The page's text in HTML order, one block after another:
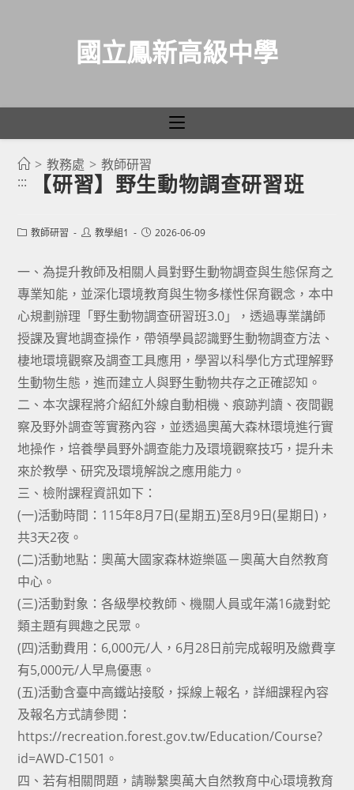
國立鳳新高級中學
> 教務處 > 教師研習
:::
【研習】野生動物調查研習班
Post教師研習
Post教學組1
Post2026-06-09
一、為提升教師及相關人員對野生動物調查與生態保育之
專業知能，並深化環境教育與生物多樣性保育觀念，本中
心規劃辦理「野生動物調查研習班3.0」，透過專業講師
授課及實地調查操作，帶領學員認識野生動物調查方法、
棲地環境觀察及調查工具應用，學習以科學化方式理解野
生動物生態，進而建立人與野生動物共存之正確認知。
二、本次課程將介紹紅外線自動相機、痕跡判讀、夜間觀
察及野外調查等實務內容，並透過奧萬大森林環境進行實
地操作，培養學員野外調查能力及環境觀察技巧，提升未
來於教學、研究及環境解說之應用能力。
三、檢附課程資訊如下：
(一)活動時間：115年8月7日(星期五)至8月9日(星期日)，
共3天2夜。
(二)活動地點：奧萬大國家森林遊樂區－奧萬大自然教育
中心。
(三)活動對象：各級學校教師、機關人員或年滿16歲對蛇
類主題有興趣之民眾。
(四)活動費用：6,000元/人，6月28日前完成報明及繳費享
有5,000元/人早鳥優惠。
(五)活動含臺中高鐵站接駁，採線上報名，詳細課程內容
及報名方式請參閱：
https://recreation.forest.gov.tw/Education/Course?
id=AWD-C1501。
四、若有相關問題，請聯繫奧萬大自然教育中心環境教育